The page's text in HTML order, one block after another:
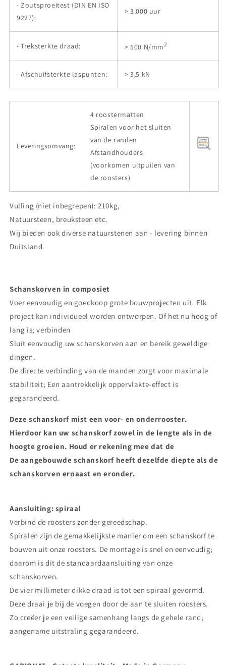
- Zoutsproeitest (DIN EN ISO
9227):
> 3.000 uur
- Treksterkte draad: > 500 N/mm2
- Afschuifsterkte laspunten: > 3,5 kN
Leveringsomvang:
4 roostermatten
Spiralen voor het sluiten
van de randen
Afstandhouders
(voorkomen uitpuilen van
de roosters)
Vulling (niet inbegrepen): 210kg,
Natuursteen, breuksteen etc.
Wij bieden ook diverse natuurstenen aan - levering binnen
Duitsland.
Schanskorven in composiet
Voer eenvoudig en goedkoop grote bouwprojecten uit. Elk
project kan individueel worden ontworpen. Of het nu hoog of
lang is; verbinden
Sluit eenvoudig uw schanskorven aan en bereik geweldige
dingen.
De directe verbinding van de manden zorgt voor maximale
stabiliteit; Een aantrekkelijk oppervlakte-effect is
gegarandeerd.
Deze schanskorf mist een voor- en onderrooster.
Hierdoor kan uw schanskorf zowel in de lengte als in de
hoogte groeien. Houd er rekening mee dat de
De aangebouwde schanskorf heeft dezelfde diepte als de
schanskorven ernaast en eronder.
Aansluiting: spiraal
Verbind de roosters zonder gereedschap.
Spiralen zijn de gemakkelijkste manier om een ​​schanskorf te
bouwen uit onze roosters. De montage is snel en eenvoudig;
daarom is dit de standaardaansluiting van onze
schanskorven.
De vier millimeter dikke draad is tot een spiraal gevormd.
Deze draai je bij de voegen door de aan te sluiten roosters.
Zo creëer je een veilige samenhang langs de gehele rand;
aangename uitstraling gegarandeerd.